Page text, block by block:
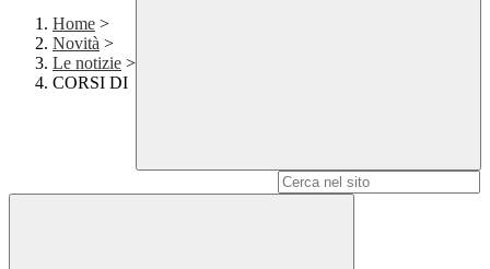
Home >
Novità >
Le notizie >
CORSI DI